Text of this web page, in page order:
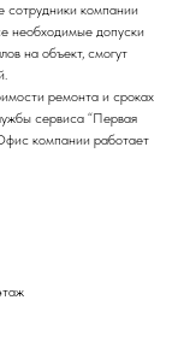
сотрудники компании
необходимые допуски
на объект, смогут
ремонта и сроках
сервиса “Первая
компании работает